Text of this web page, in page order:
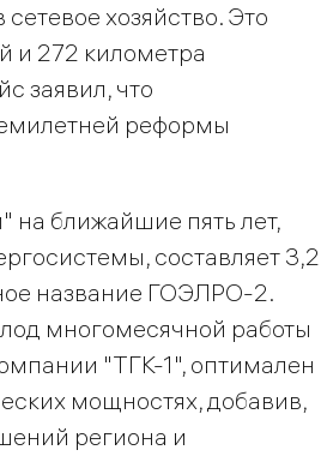
хозяйство. Это
и 272 километра
заявил, что
реформы
ближайшие пять лет,
составляет 3,2
название ГОЭЛРО-2.
многомесячной работы
"ТГК-1", оптимален
мощностях, добавив,
региона и